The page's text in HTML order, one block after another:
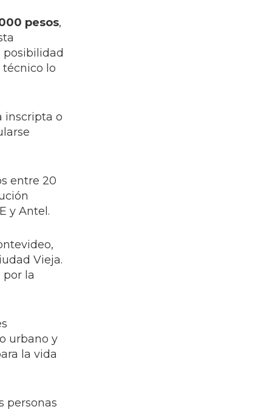
pesos,
posibilidad
técnico lo
inscripta o
entre 20
y Antel.
Vieja.
la
urbano y
la vida
personas